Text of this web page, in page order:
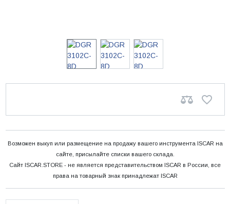
Возможен выкуп или размещение на продажу вашего инструмента ISCAR на
сайте, присылайте списки вашего склада.
Сайт ISCAR.STORE - не является представительством ISCAR в России, все
права на товарный знак принадлежат ISCAR